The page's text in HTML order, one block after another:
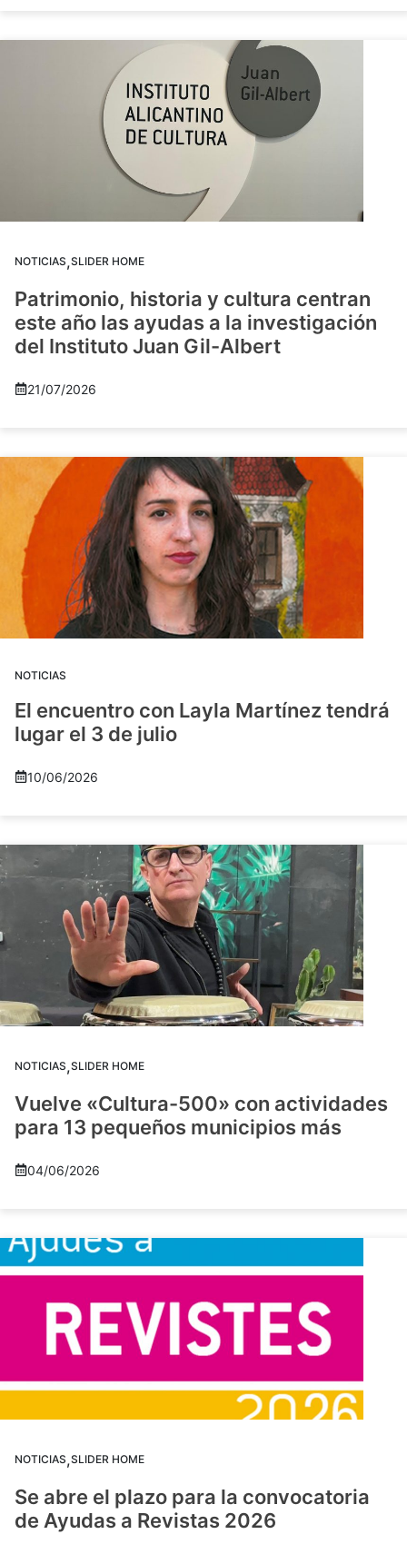
NOTICIAS,SLIDER HOME
Patrimonio, historia y cultura centran
este año las ayudas a la investigación
del Instituto Juan Gil-Albert
21/07/2026
NOTICIAS
El encuentro con Layla Martínez tendrá
lugar el 3 de julio
10/06/2026
NOTICIAS,SLIDER HOME
Vuelve «Cultura-500» con actividades
para 13 pequeños municipios más
04/06/2026
NOTICIAS,SLIDER HOME
Se abre el plazo para la convocatoria
de Ayudas a Revistas 2026